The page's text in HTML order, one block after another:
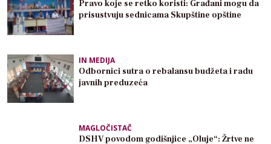
Pravo koje se retko koristi: Građani mogu da
prisustvuju sednicama Skupštine opštine
IN MEDIJA
Odbornici sutra o rebalansu budžeta i radu
javnih preduzeća
MAGLOČISTAČ
DSHV povodom godišnjice „Oluje“: Žrtve ne